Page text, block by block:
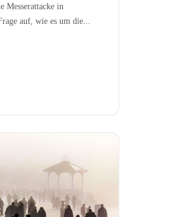
Messerattacke in
auf, wie es um die...